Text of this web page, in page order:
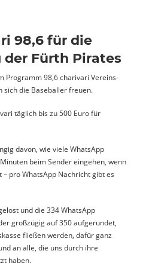
98,6 für die
Fürth Pirates
Programm 98,6 charivari Vereins-
sich die Baseballer freuen.
täglich bis zu 500 Euro für
davon, wie viele WhatsApp
beim Sender eingehen, wenn
pro WhatsApp Nachricht gibt es
und die 334 WhatsApp
großzügig auf 350 aufgerundet,
fließen werden, dafür ganz
an alle, die uns durch ihre
haben.